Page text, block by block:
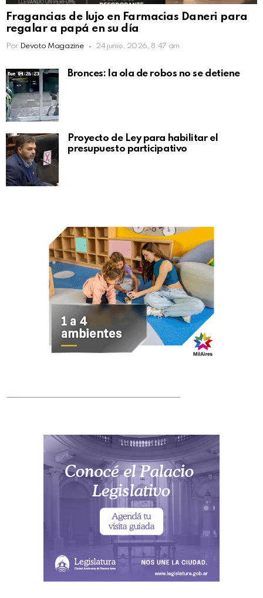
Fragancias de lujo en Farmacias Daneri para
regalar a papá en su día
Por Devoto Magazine 24 junio, 2026, 8:47 am
Bronces: la ola de robos no se detiene
Proyecto de Ley para habilitar el
presupuesto participativo